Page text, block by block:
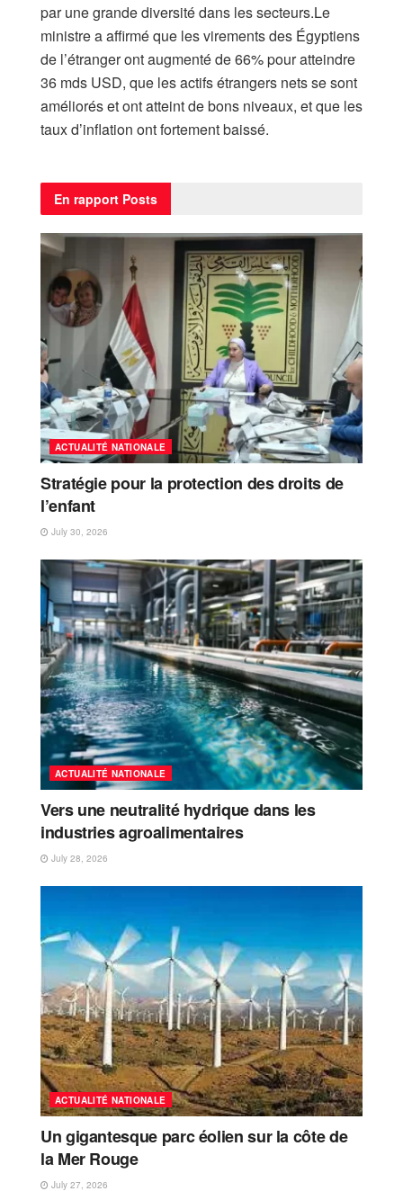
par une grande diversité dans les secteurs.Le
ministre a affirmé que les virements des Égyptiens
de l’étranger ont augmenté de 66% pour atteindre
36 mds USD, que les actifs étrangers nets se sont
améliorés et ont atteint de bons niveaux, et que les
taux d’inflation ont fortement baissé.
En rapport Posts
ACTUALITÉ NATIONALE
Stratégie pour la protection des droits de
l’enfant
July 30, 2026
ACTUALITÉ NATIONALE
Vers une neutralité hydrique dans les
industries agroalimentaires
July 28, 2026
ACTUALITÉ NATIONALE
Un gigantesque parc éolien sur la côte de
la Mer Rouge
July 27, 2026